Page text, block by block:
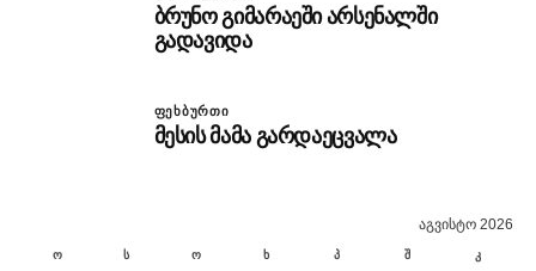
ბრუნო გიმარაეში არსენალში
გადავიდა
ᲤᲔᲮᲑᲣᲠᲗᲘ
მესის მამა გარდაეცვალა
აგვისტო 2026
ო ს ო ხ პ შ კ